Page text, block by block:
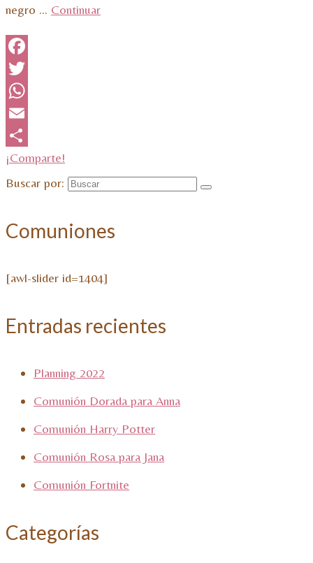
negro … Continuar
Facebook
Twitter
WhatsApp
Email
¡Comparte!
Buscar por:
Comuniones
[awl-slider id=1404]
Entradas recientes
Planning 2022
Comunión Dorada para Anna
Comunión Harry Potter
Comunión Rosa para Jana
Comunión Fortnite
Categorías